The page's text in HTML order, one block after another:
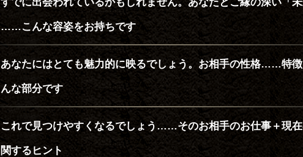
……こんな容姿をお持ちです
あなたにはとても魅力的に映るでしょう。お相手の性格……特
んな部分です
これで見つけやすくなるでしょう……そのお相手のお仕事＋現
関するヒント